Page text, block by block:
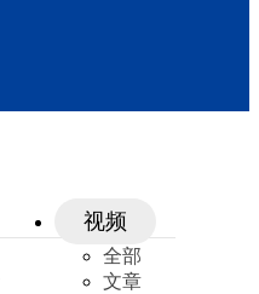
视频
全部
文章